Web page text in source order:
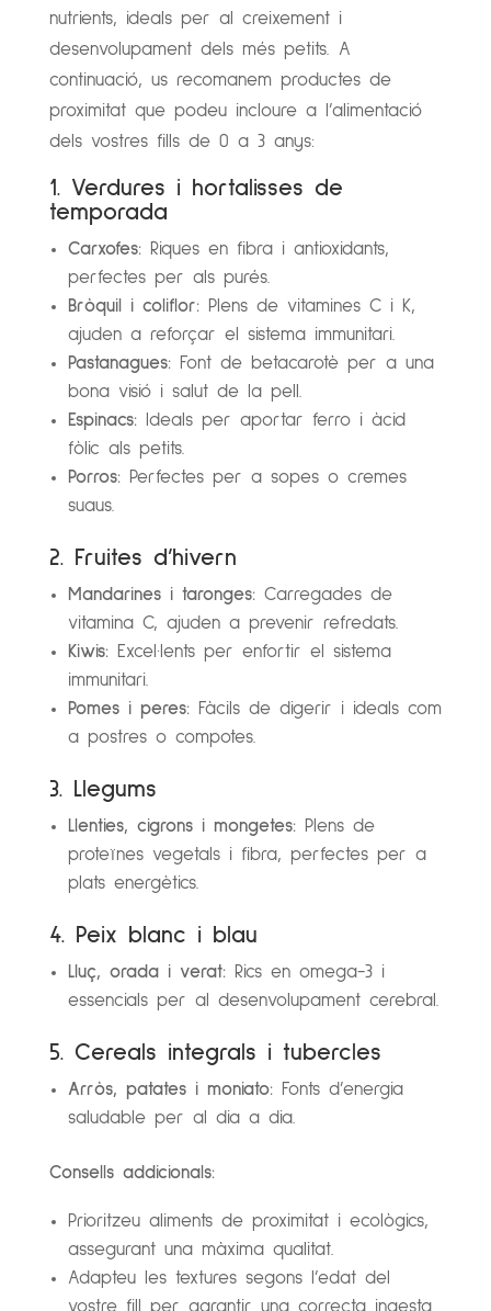
nutrients, ideals per al creixement i
desenvolupament dels més petits. A
continuació, us recomanem productes de
proximitat que podeu incloure a l’alimentació
dels vostres fills de 0 a 3 anys:
1. Verdures i hortalisses de
temporada
Carxofes:Riques en fibra i antioxidants,
perfectes per als purés.
Bròquil i coliflor:Plens de vitamines C i K,
ajuden a reforçar el sistema immunitari.
Pastanagues:Font de betacarotè per a una
bona visió i salut de la pell.
Espinacs:Ideals per aportar ferro i àcid
fòlic als petits.
Porros:Perfectes per a sopes o cremes
suaus.
2. Fruites d’hivern
Mandarines i taronges:Carregades de
vitamina C, ajuden a prevenir refredats.
Kiwis:Excel·lents per enfortir el sistema
immunitari.
Pomes i peres:Fàcils de digerir i ideals com
a postres o compotes.
3. Llegums
Llenties, cigrons i mongetes:Plens de
proteïnes vegetals i fibra, perfectes per a
plats energètics.
4. Peix blanc i blau
Lluç, orada i verat:Rics en omega-3 i
essencials per al desenvolupament cerebral.
5. Cereals integrals i tubercles
Arròs, patates i moniato:Fonts d’energia
saludable per al dia a dia.
Consells addicionals:
Prioritzeu aliments de proximitat i ecològics,
assegurant una màxima qualitat.
Adapteu les textures segons l’edat del